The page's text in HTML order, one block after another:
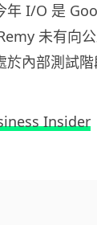
年 I/O 是
未有向
內部測試階
Insider